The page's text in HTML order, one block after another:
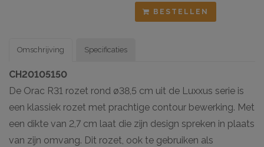
BESTELLEN
Omschrijving
CH20105150
De Orac R31 rozet rond ø38,5 cm uit de Luxxus serie is
een klassiek rozet met prachtige contour bewerking. Met
een dikte van 2,7 cm laat die zijn design spreken in plaats
van zijn omvang. Dit rozet, ook te gebruiken als
Specificaties